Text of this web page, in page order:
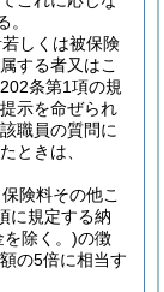
しくは被保険
する者又はこ
条第1項の規
示を命ぜられ
職員の質問に
ときは、
険料その他こ
に規定する納
除く。)の徴
の5倍に相当す